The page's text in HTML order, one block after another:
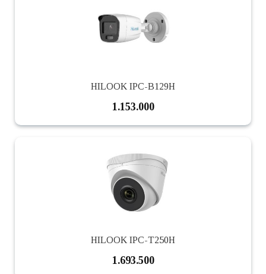
HILOOK IPC-B129H
1.153.000
HILOOK IPC-T250H
1.693.500